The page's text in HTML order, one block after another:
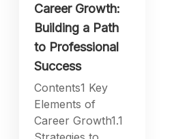
Career Growth:
Building a Path
to Professional
Success
Contents1 Key
Elements of
Career Growth1.1